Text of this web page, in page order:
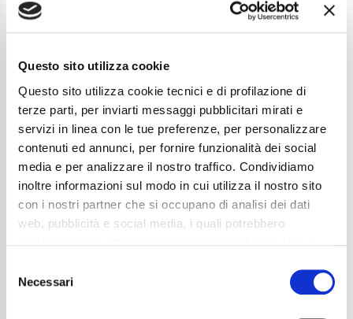
Questo sito utilizza cookie
Questo sito utilizza cookie tecnici e di profilazione di
terze parti, per inviarti messaggi pubblicitari mirati e
servizi in linea con le tue preferenze, per personalizzare
contenuti ed annunci, per fornire funzionalità dei social
media e per analizzare il nostro traffico. Condividiamo
inoltre informazioni sul modo in cui utilizza il nostro sito
con i nostri partner che si occupano di analisi dei dati
web, pubblicità e social media, i quali potrebbero
mera chiusura del banner non comporta l’accettazione
Selection
Necessari
Audi A3 Sportback 30 2.0 tdi s-tronic
AUTO|NEOPAT|LED|ACC|CARPLAY
Chilometraggio